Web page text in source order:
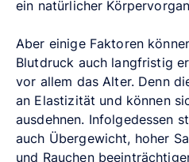
ein natürlicher
Aber einige Faktoren
Blutdruck auch langfristig
vor allem das Alter. Denn
an Elastizität und können
ausdehnen. Infolgedessen
auch Übergewicht, hoher
und Rauchen